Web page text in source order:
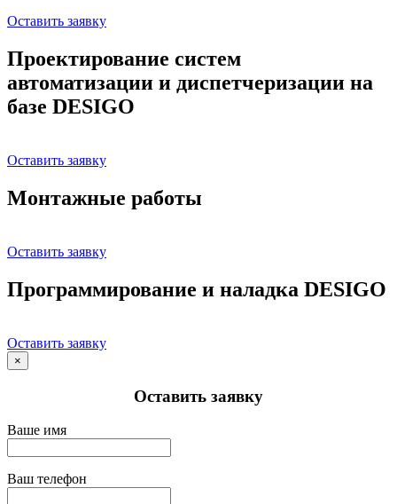
Оставить заявку
Проектирование систем
автоматизации и диспетчеризации на
базе DESIGO
Оставить заявку
Монтажные работы
Оставить заявку
Программирование и наладка DESIGO
Оставить заявку
×
Оставить заявку
Ваше имя
Ваш телефон